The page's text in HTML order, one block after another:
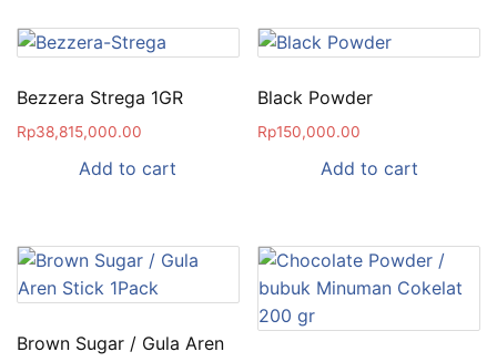
Bezzera Strega 1GR
Rp38,815,000.00
Add to cart
Black Powder
Rp150,000.00
Add to cart
Brown Sugar / Gula Aren